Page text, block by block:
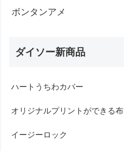
ボンタンアメ
ダイソー新商品
ハートうちわカバー
オリジナルプリントができる布
イージーロック